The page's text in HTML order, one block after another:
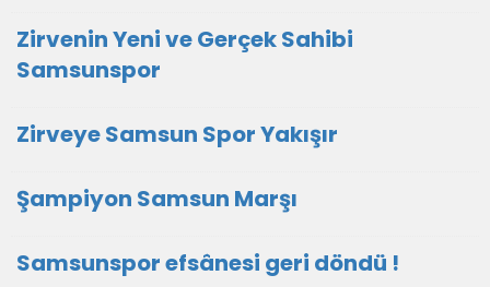
Zirvenin Yeni ve Gerçek Sahibi
Samsunspor
Zirveye Samsun Spor Yakışır
Şampiyon Samsun Marşı
Samsunspor efsânesi geri döndü !